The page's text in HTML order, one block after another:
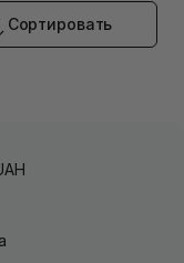
Сортировать